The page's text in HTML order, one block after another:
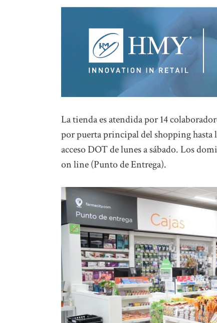
La tienda es atendida por 14
por puerta principal del shopping hasta
acceso DOT de lunes a sábado. Los
on line (Punto de Entrega).